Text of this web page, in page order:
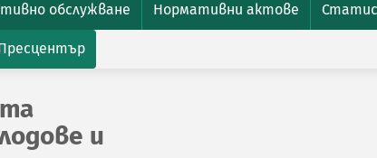
обслужване Нормативни актове
и